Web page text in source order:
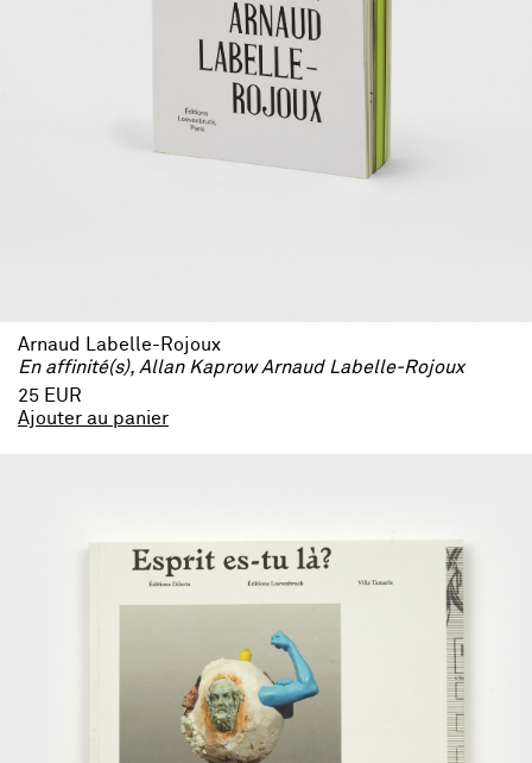
Arnaud Labelle-Rojoux
En affinité(s), Allan Kaprow Arnaud Labelle-Rojoux
25 EUR
Ajouter au panier